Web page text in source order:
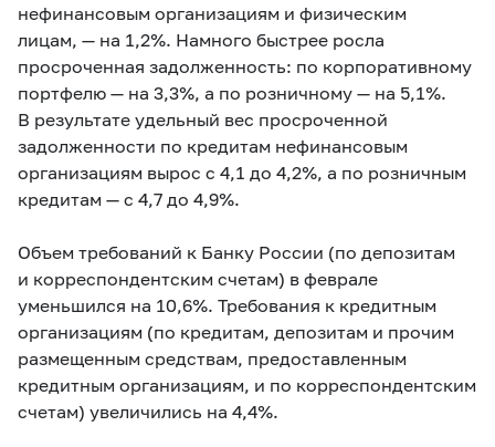
нефинансовым организациям и физическим
лицам, — на 1,2%. Намного быстрее росла
просроченная задолженность: по корпоративному
портфелю — на 3,3%, а по розничному — на 5,1%.
В результате удельный вес просроченной
задолженности по кредитам нефинансовым
организациям вырос с 4,1 до 4,2%, а по розничным
кредитам — с 4,7 до 4,9%.
Объем требований к Банку России (по депозитам
и корреспондентским счетам) в феврале
уменьшился на 10,6%. Требования к кредитным
организациям (по кредитам, депозитам и прочим
размещенным средствам, предоставленным
кредитным организациям, и по корреспондентским
счетам) увеличились на 4,4%.